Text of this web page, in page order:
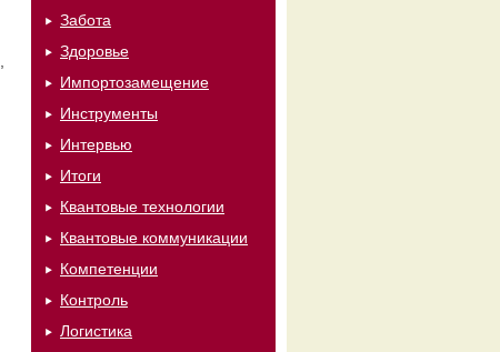
Забота
Здоровье
Импортозамещение
Инструменты
Интервью
Итоги
Квантовые технологии
Квантовые коммуникации
Компетенции
Контроль
Логистика